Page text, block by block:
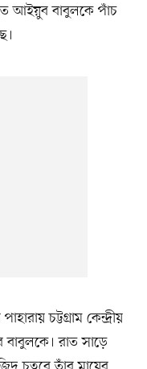
আইয়ুব বাবুলকে পাঁচ
চট্টগ্রাম কেন্দ্রীয়
রাত সাড়ে